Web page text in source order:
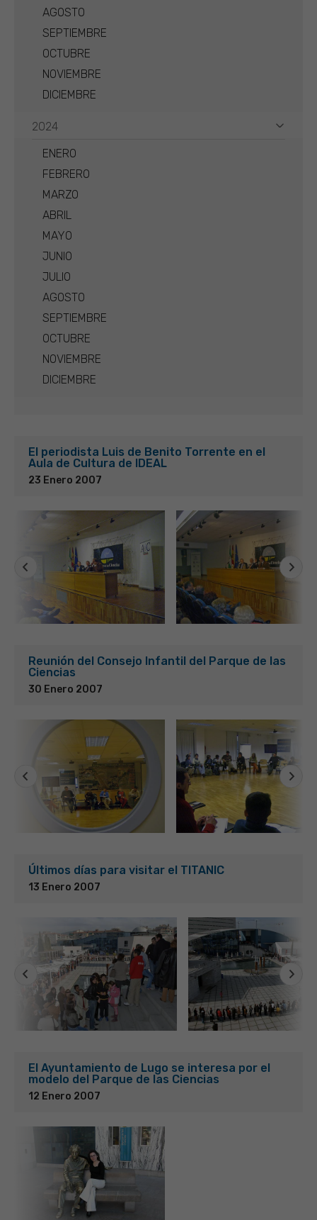
AGOSTO
SEPTIEMBRE
OCTUBRE
NOVIEMBRE
DICIEMBRE
2024
ENERO
FEBRERO
MARZO
ABRIL
MAYO
JUNIO
JULIO
AGOSTO
SEPTIEMBRE
OCTUBRE
NOVIEMBRE
DICIEMBRE
El periodista Luis de Benito Torrente en el
Aula de Cultura de IDEAL
23 Enero 2007
Reunión del Consejo Infantil del Parque de las
Ciencias
30 Enero 2007
Últimos días para visitar el TITANIC
13 Enero 2007
El Ayuntamiento de Lugo se interesa por el
modelo del Parque de las Ciencias
12 Enero 2007